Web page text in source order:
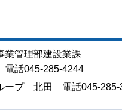
業管理部建設業課
話045-285-4244
ープ 北田 電話045-285-